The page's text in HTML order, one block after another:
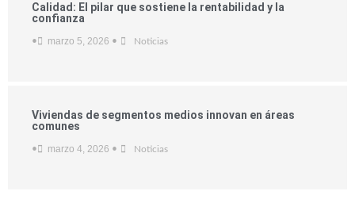
Calidad: El pilar que sostiene la rentabilidad y la
confianza
• marzo 5, 2026 • Noticias
Viviendas de segmentos medios innovan en áreas
comunes
• marzo 4, 2026 • Noticias